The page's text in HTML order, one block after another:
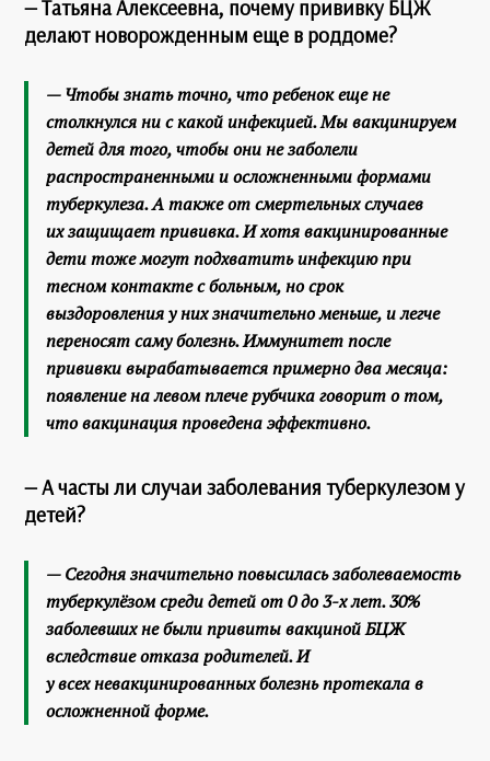
— Татьяна Алексеевна, почему прививку БЦЖ
делают новорожденным еще в роддоме?
— Чтобы знать точно, что ребенок еще не
столкнулся ни с какой инфекцией. Мы вакцинируем
детей для того, чтобы они не заболели
распространенными и осложненными формами
туберкулеза. А также от смертельных случаев
их защищает прививка. И хотя вакцинированные
дети тоже могут подхватить инфекцию при
тесном контакте с больным, но срок
выздоровления у них значительно меньше, и легче
переносят саму болезнь. Иммунитет после
прививки вырабатывается примерно два месяца:
появление на левом плече рубчика говорит о том,
что вакцинация проведена эффективно.
— А часты ли случаи заболевания туберкулезом у
детей?
— Сегодня значительно повысилась заболеваемость
туберкулёзом среди детей от 0 до 3-х лет. 30%
заболевших не были привиты вакциной БЦЖ
вследствие отказа родителей. И
у всех невакцинированных болезнь протекала в
осложненной форме.